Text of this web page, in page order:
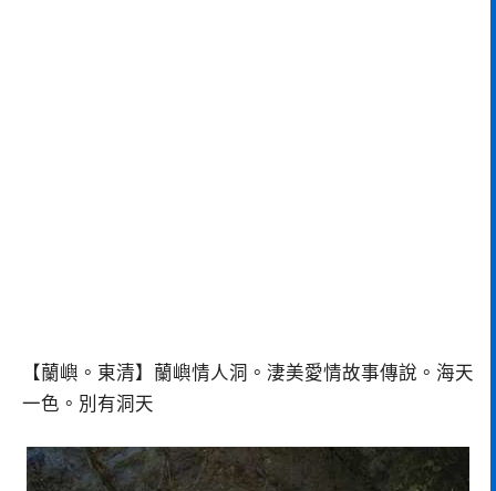
【蘭嶼。東清】蘭嶼情人洞。淒美愛情故事傳說。海天
一色。別有洞天